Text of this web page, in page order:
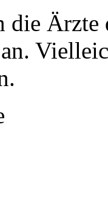
die